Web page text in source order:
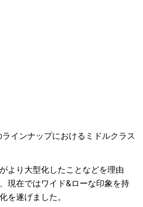
インナップにおけるミドルクラス
より大型化したことなどを理由
現在ではワイド&ローな印象を持
を遂げました。